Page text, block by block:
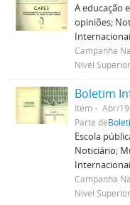
A educação
opiniões;
Campanha
Nível
Boletim
Item
Abr/
Parte de
Escola
Noticiário;
Campanha
Nível